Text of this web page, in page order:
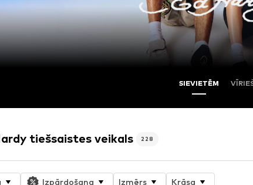
SIEVIETĒM
tiešsaistes veikals 228
Izpārdošana Izmērs Krāsa